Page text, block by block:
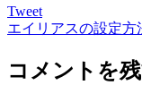
Tweet
投
稿
エイリアスの設定方
コメントを